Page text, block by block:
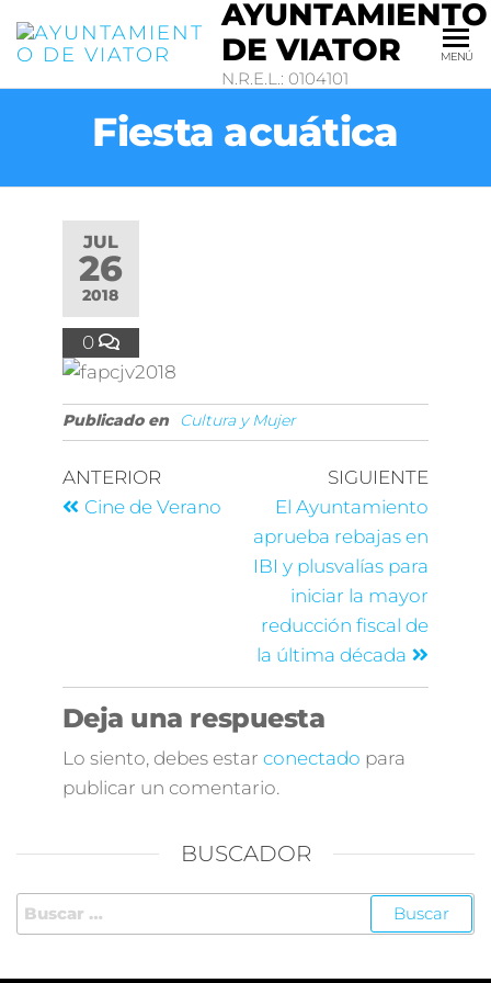
AYUNTAMIENTO
DE VIATOR
N.R.E.L.: 0104101
MENÚ
Fiesta acuática
JUL
26
2018
0
Publicado en Cultura y Mujer
ANTERIOR
Cine de Verano
SIGUIENTE
El Ayuntamiento
aprueba rebajas en
IBI y plusvalías para
iniciar la mayor
reducción fiscal de
la última década
Deja una respuesta
Lo siento, debes estar conectado para
publicar un comentario.
BUSCADOR